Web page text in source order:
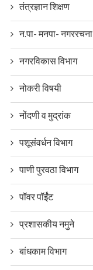
तंत्रज्ञान शिक्षण
न.पा- मनपा- नगररचना
नगरविकास विभाग
नोकरी विषयी
नोंदणी व मुद्रांक
पशूसंवर्धन विभाग
पाणी पुरवठा विभाग
पॉवर पॉईंट
प्रशासकीय नमुने
बांधकाम विभाग